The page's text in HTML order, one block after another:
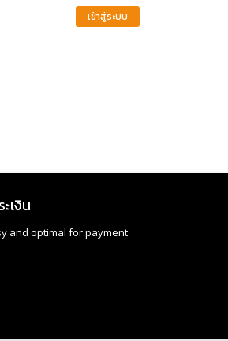
เข้าสู่ระบบ
เงิน
and optimal for payment